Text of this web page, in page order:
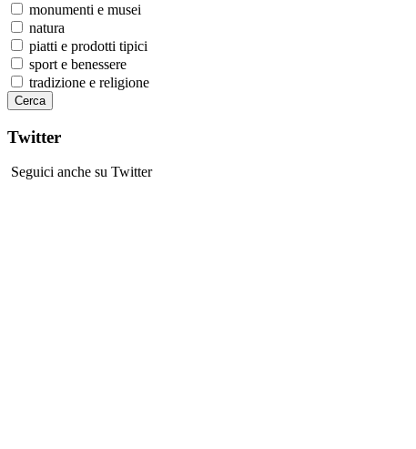
monumenti e musei
natura
piatti e prodotti tipici
sport e benessere
tradizione e religione
Twitter
Seguici anche su Twitter